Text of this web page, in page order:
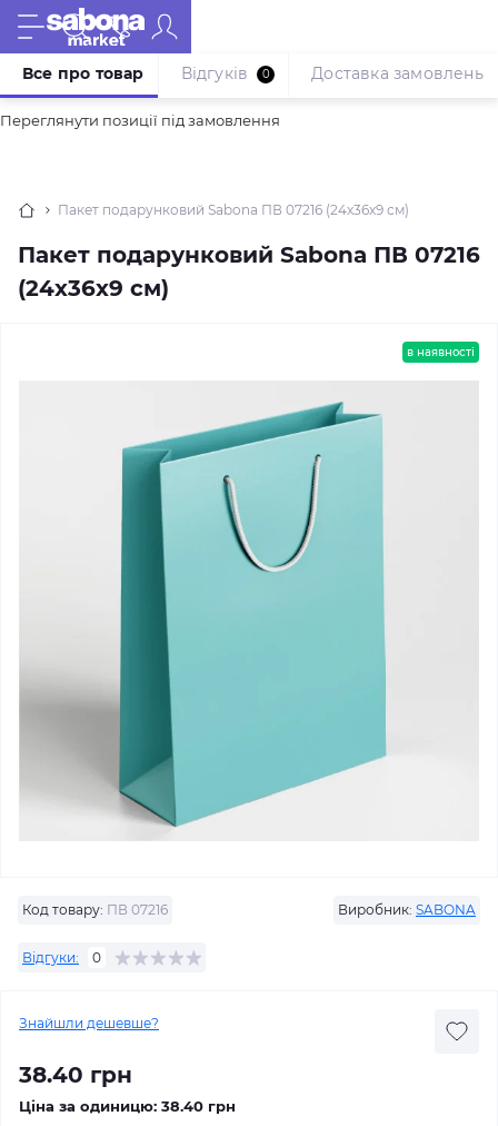
Переглянути позиції під замовлення
Пакет подарунковий Sabona ПВ 07216 (24x36x9 см)
Пакет подарунковий Sabona ПВ 07216
(24x36x9 см)
Все про товар Відгуків 0 Доставка замовлень
в наявності
Код товару: ПВ 07216 Виробник: SABONA
Відгуки: 0
Знайшли дешевше?
38.40 грн
Ціна за одиницю: 38.40 грн